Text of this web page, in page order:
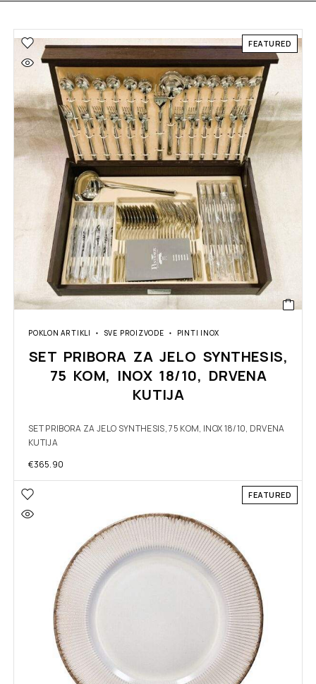
FEATURED
POKLON ARTIKLI SVE PROIZVODE PINTI INOX
SET PRIBORA ZA JELO SYNTHESIS,
75 KOM, INOX 18/10, DRVENA
KUTIJA
SET PRIBORA ZA JELO SYNTHESIS, 75 KOM, INOX 18/10, DRVENA
KUTIJA
€365.90
FEATURED